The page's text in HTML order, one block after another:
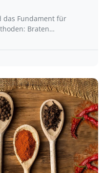
das Fundament für
Braten…